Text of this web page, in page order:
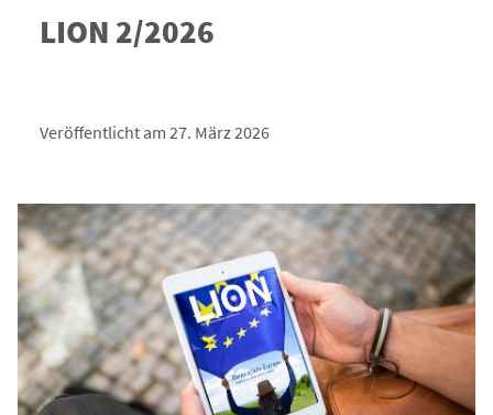
LION 2/2026
Veröffentlicht am 27. März 2026